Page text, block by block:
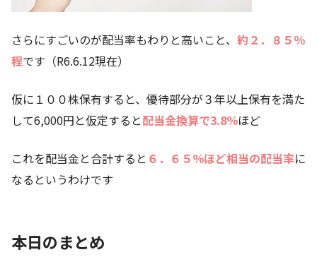
さらにすごいのが配当率もわりと高いこと、 約２．８５％
程です（R6.6.12現在）
仮に１００株保有すると、優待部分が３年以上保有を満た
して6,000円と仮定すると配当金換算で3.8％ほど
これを配当金と合計すると ６．６５％ほど相当の配当率に
なるというわけです
本日のまとめ